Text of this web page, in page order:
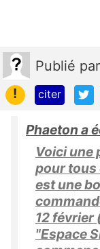
Publié par
!
citer
Phaeton a
Voici une
pour tous
est une
12 février
"Espace